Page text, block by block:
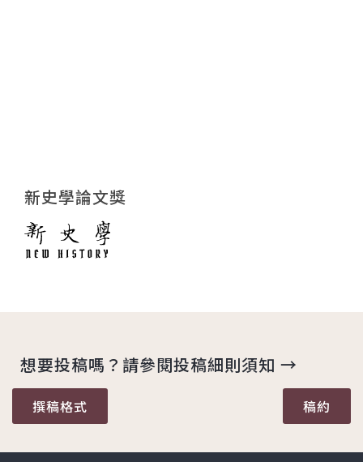
新史學論文獎
想要投稿嗎？請參閱投稿細則須知 →
撰稿格式 稿約